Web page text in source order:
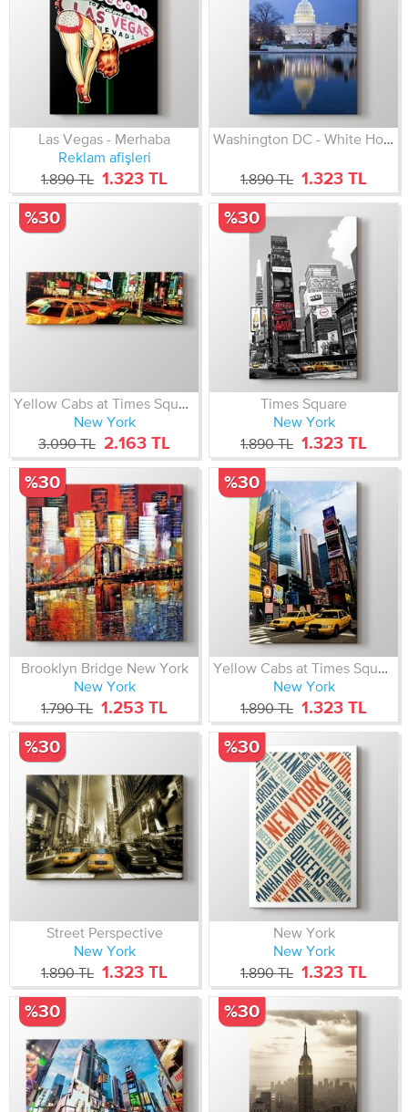
Las Vegas - Merhaba
Reklam afişleri
1.890 TL 1.323 TL 1.890 TL 1.323 TL
Yellow Cabs at Times Square
New York
3.090 TL 2.163 TL
%30
Times Square
New York
1.890 TL 1.323 TL
%30
Brooklyn Bridge New York
New York
1.790 TL 1.253 TL
%30
Yellow Cabs at Times Square
New York
1.890 TL 1.323 TL
%30
Street Perspective
New York
1.890 TL 1.323 TL
%30
New York
New York
1.890 TL 1.323 TL
%30
%30 %30